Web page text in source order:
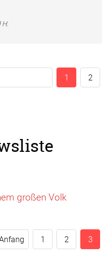
H.
1 2
großen Volk
1 2 3